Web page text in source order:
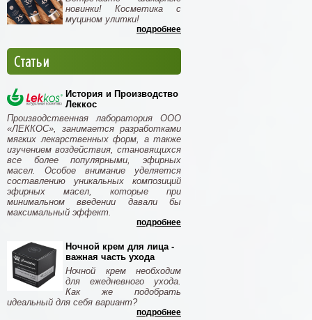
новинки! Косметика с
муцином улитки!
подробнее
Статьи
История и Производство
Леккос
Производственная лаборатория ООО
«ЛЕККОС», занимается разработками
мягких лекарственных форм, а также
изучением воздействия, становящихся
все более популярными, эфирных
масел. Особое внимание уделяется
составлению уникальных композиций
эфирных масел, которые при
минимальном введении давали бы
максимальный эффект.
подробнее
Ночной крем для лица -
важная часть ухода
Ночной крем необходим
для ежедневного ухода.
Как же подобрать
идеальный для себя вариант?
подробнее